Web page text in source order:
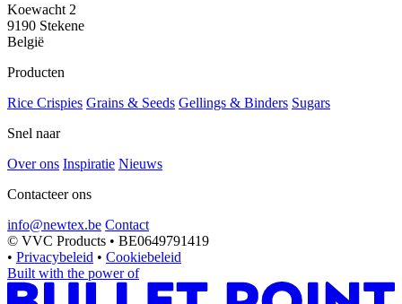
Koewacht 2
9190 Stekene
België
Producten
Rice Crispies Grains & Seeds Gellings & Binders Sugars
Snel naar
Over ons Inspiratie Nieuws
Contacteer ons
info@newtex.be Contact
© VVC Products • BE0649791419
• Privacybeleid • Cookiebeleid
Built with the power of